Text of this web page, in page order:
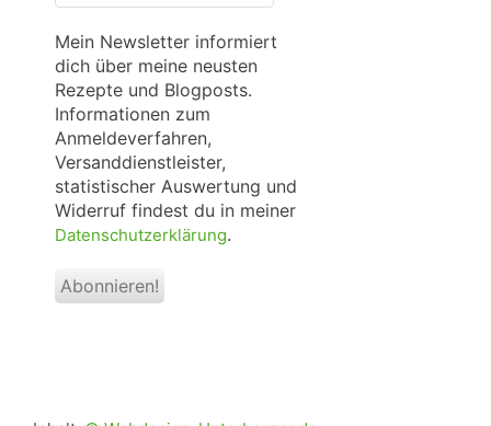
Mail
Mein Newsletter informiert
dich über meine neusten
Rezepte und Blogposts.
Informationen zum
Anmeldeverfahren,
Versanddienstleister,
statistischer Auswertung und
Widerruf findest du in meiner
Datenschutzerklärung.